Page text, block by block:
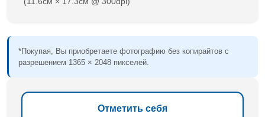
*Покупая, Вы приобретаете фотографию без копирайтов с
разрешением 1365 × 2048 пикселей.
Отметить себя